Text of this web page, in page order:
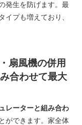
発生を防げます。最
イプも増えており、
扇風機の併用
合わせて最大
レーターと組み合わ
ができます。家全体